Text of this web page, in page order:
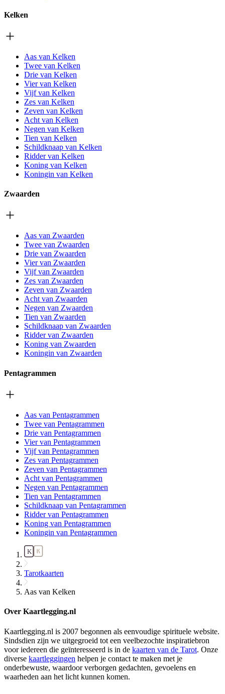
Kelken
Aas van Kelken
Twee van Kelken
Drie van Kelken
Vier van Kelken
Vijf van Kelken
Zes van Kelken
Zeven van Kelken
Acht van Kelken
Negen van Kelken
Tien van Kelken
Schildknaap van Kelken
Ridder van Kelken
Koning van Kelken
Koningin van Kelken
Zwaarden
Aas van Zwaarden
Twee van Zwaarden
Drie van Zwaarden
Vier van Zwaarden
Vijf van Zwaarden
Zes van Zwaarden
Zeven van Zwaarden
Acht van Zwaarden
Negen van Zwaarden
Tien van Zwaarden
Schildknaap van Zwaarden
Ridder van Zwaarden
Koning van Zwaarden
Koningin van Zwaarden
Pentagrammen
Aas van Pentagrammen
Twee van Pentagrammen
Drie van Pentagrammen
Vier van Pentagrammen
Vijf van Pentagrammen
Zes van Pentagrammen
Zeven van Pentagrammen
Acht van Pentagrammen
Negen van Pentagrammen
Tien van Pentagrammen
Schildknaap van Pentagrammen
Ridder van Pentagrammen
Koning van Pentagrammen
Koningin van Pentagrammen
Tarotkaarten
Aas van Kelken
Over Kaartlegging.nl
Kaartlegging.nl is 2007 begonnen als eenvoudige spirituele website.
Sindsdien zijn we uitgegroeid tot een veelbezochte inspiratiebron
voor iedereen die geïnteresseerd is in de kaarten van de Tarot. Onze
diverse kaartleggingen helpen je contact te maken met je
onderbewuste, waardoor verborgen gedachten, gevoelens en
waarheden aan het licht kunnen komen.